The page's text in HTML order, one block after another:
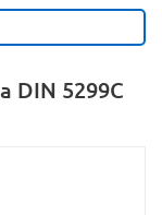
DIN 5299C